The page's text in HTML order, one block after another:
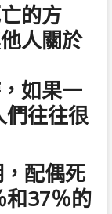
的方
人關於
如果一
們往往很
配偶死
和37％的